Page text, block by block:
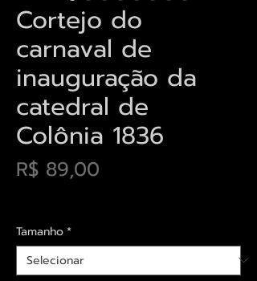
Cortejo do
carnaval de
inauguração da
catedral de
Colônia 1836
R$ 89,00
Tamanho*